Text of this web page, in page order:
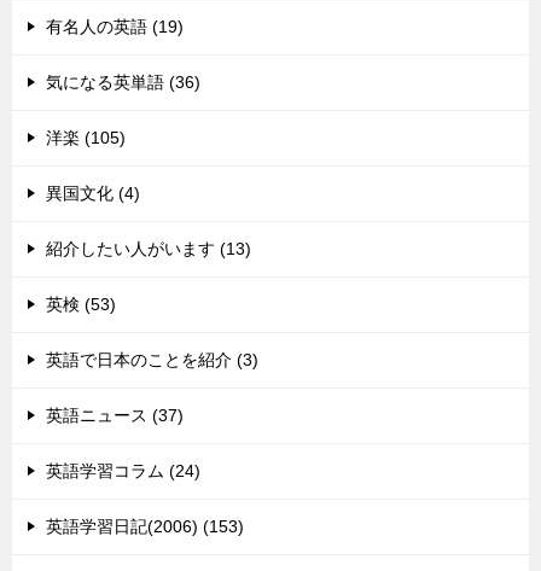
有名人の英語 (19)
気になる英単語 (36)
洋楽 (105)
異国文化 (4)
紹介したい人がいます (13)
英検 (53)
英語で日本のことを紹介 (3)
英語ニュース (37)
英語学習コラム (24)
英語学習日記(2006) (153)